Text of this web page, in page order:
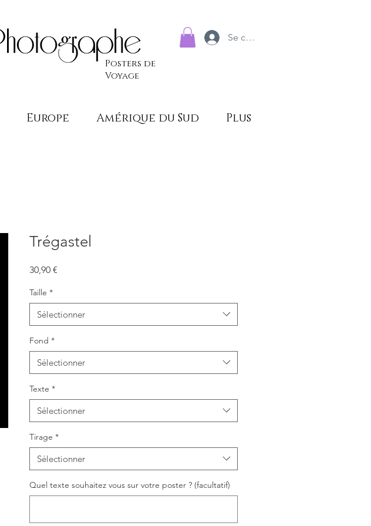
Posters de
Voyage
Se connecter
Europe Amérique du Sud Plus
Trégastel
30,90 €
Taille *
Sélectionner
Fond *
Sélectionner
Texte *
Sélectionner
Tirage *
Sélectionner
Quel texte souhaitez vous sur votre poster ? (facultatif)